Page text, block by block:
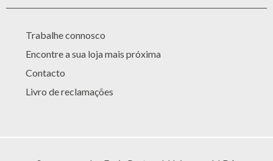
Trabalhe connosco
Encontre a sua loja mais próxima
Contacto
Livro de reclamações